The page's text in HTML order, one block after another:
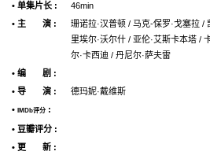
• 单集片长 :
46min
• 主 演 :
珊诺拉·汉普顿 / 马克-保罗·戈塞拉 /
里埃尔·沃尔什 / 亚伦·艾斯卡本塔 /
尔·卡西迪 / 丹尼尔·萨夫雷
• 编 剧 :
• 导 演 :
德玛妮·戴维斯
•
IMDb评分 :
• 豆瓣评分 :
• 更 新 :